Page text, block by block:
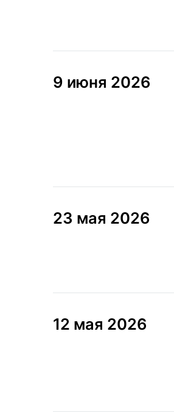
9 июня 2026
23 мая 2026
12 мая 2026